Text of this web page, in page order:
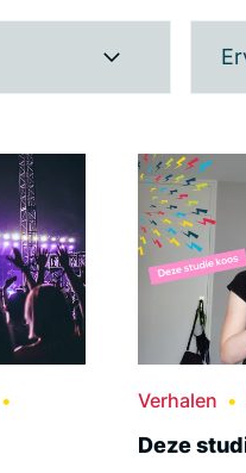
Verhalen
Deze